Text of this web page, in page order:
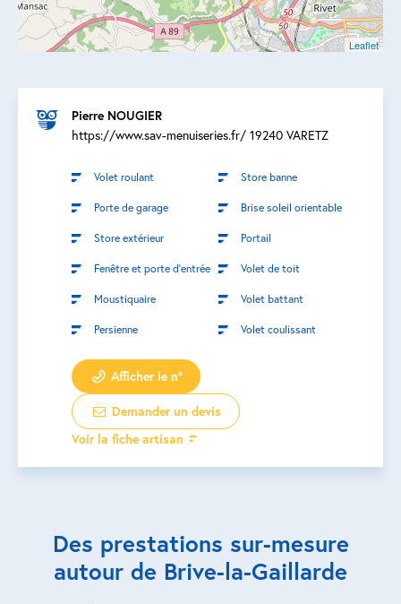
Leaflet
Pierre NOUGIER
https://www.sav-menuiseries.fr/ 19240 VARETZ
Volet roulant Store banne
Porte de garage Brise soleil orientable
Store extérieur Portail
Fenêtre et porte d’entrée Volet de toit
Moustiquaire Volet battant
Persienne Volet coulissant
Afficher le n°
Demander un devis
Voir la fiche artisan
Des prestations sur-mesure
autour de Brive-la-Gaillarde